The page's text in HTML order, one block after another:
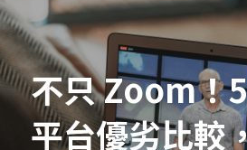
專業功能
示範網站
影片專區
不只 Zoom！
平台優劣比較